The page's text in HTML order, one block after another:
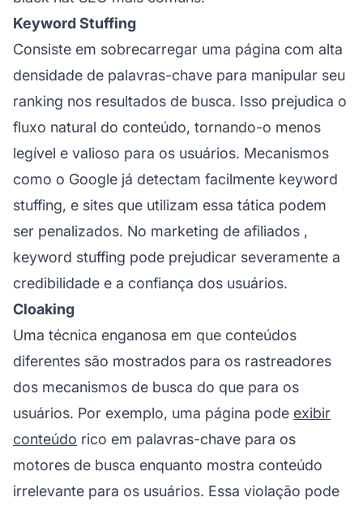
Keyword Stuffing
Consiste em sobrecarregar uma página com alta
densidade de palavras-chave para manipular seu
ranking nos resultados de busca. Isso prejudica o
fluxo natural do conteúdo, tornando-o menos
legível e valioso para os usuários. Mecanismos
como o Google já detectam facilmente keyword
stuffing, e sites que utilizam essa tática podem
ser penalizados. No marketing de afiliados ,
keyword stuffing pode prejudicar severamente a
credibilidade e a confiança dos usuários.
Cloaking
Uma técnica enganosa em que conteúdos
diferentes são mostrados para os rastreadores
dos mecanismos de busca do que para os
usuários. Por exemplo, uma página pode exibir
conteúdo rico em palavras-chave para os
motores de busca enquanto mostra conteúdo
irrelevante para os usuários. Essa violação pode